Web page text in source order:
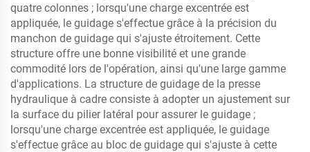
quatre colonnes ; lorsqu'une charge excentrée est
appliquée, le guidage s'effectue grâce à la précision du
manchon de guidage qui s'ajuste étroitement. Cette
structure offre une bonne visibilité et une grande
commodité lors de l'opération, ainsi qu'une large gamme
d'applications. La structure de guidage de la presse
hydraulique à cadre consiste à adopter un ajustement sur
la surface du pilier latéral pour assurer le guidage ;
lorsqu'une charge excentrée est appliquée, le guidage
s'effectue grâce au bloc de guidage qui s'ajuste à cette